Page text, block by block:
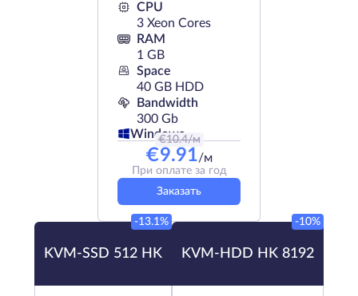
CPU
3 Xeon Cores
RAM
1 GB
Space
40 GB HDD
Bandwidth
300 Gb
Windows
€10.4/м
€9.91/м
При оплате за год
Заказать
KVM-SSD 512 HK
-13.1%
KVM-HDD HK 8192
-10%